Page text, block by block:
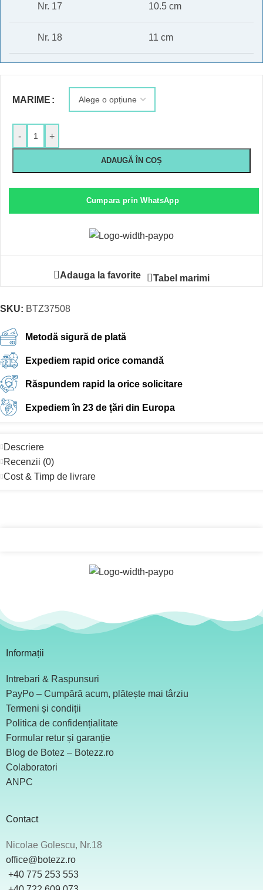
Nr. 17 10.5 cm
Nr. 18 11 cm
MARIME
- +
ADAUGĂ ÎN COȘ
Cumpara prin WhatsApp
Adauga la favorite Tabel marimi
SKU: BTZ37508
Metodă sigură de plată
Expediem rapid orice comandă
Răspundem rapid la orice solicitare
Expediem în 23 de țări din Europa
Descriere
Recenzii (0)
Cost & Timp de livrare
Informații
Intrebari & Raspunsuri
PayPo – Cumpără acum, plătește mai târziu
Termeni și condiții
Politica de confidențialitate
Formular retur și garanție
Blog de Botez – Botezz.ro
Colaboratori
ANPC
Contact
Nicolae Golescu, Nr.18
office@botezz.ro
+40 775 253 553